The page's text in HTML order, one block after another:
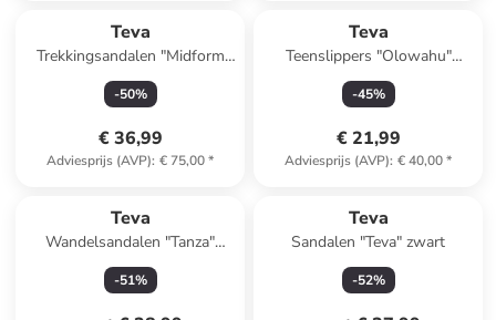
Teva
Trekkingsandalen "Midform
Universal" crème/zwart
-50%
€ 36,99
Adviesprijs (AVP): € 75,00*
Teva
Teenslippers "Olowahu"
meerkleurig
-45%
€ 21,99
Adviesprijs (AVP): € 40,00*
Teva
Wandelsandalen "Tanza"
donkerblauw
-51%
Teva
Sandalen "Teva" zwart
-52%